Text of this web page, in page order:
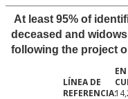
At least 95% of
deceased and
following the project